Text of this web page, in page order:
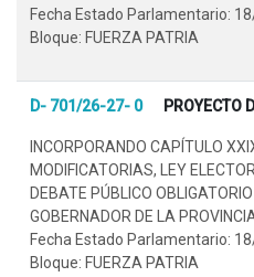
Fecha Estado Parlamentario:
Bloque: FUERZA PATRIA
D- 701/26-27- 0 PROYECTO
INCORPORANDO CAPÍTULO
MODIFICATORIAS, LEY
DEBATE PÚBLICO
GOBERNADOR DE LA
Fecha Estado Parlamentario:
Bloque: FUERZA PATRIA